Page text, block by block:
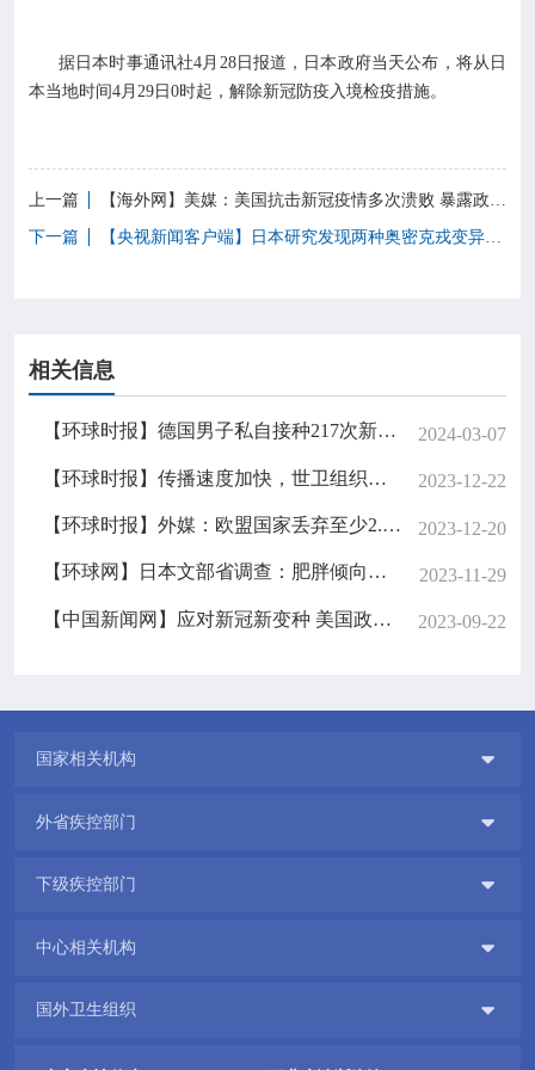
科研培训 
学术期刊
政务公开
据日本时事通讯社4月28日报道，日本政府当天公布，将从日
本当地时间4月29日0时起，解除新冠防疫入境检疫措施。
上一篇
下一篇
【央视新闻客户端】日本研究发现两种奥密克戎变异株高温时难以增殖
相关信息
【环球时报】德国男子私自接种217次新冠疫苗，研究人员称不建议将此作为预防手段 2024-03-07
【环球时报】传播速度加快，世卫组织提醒留意新冠变异株JN.1 2023-12-22
【环球时报】外媒：欧盟国家丢弃至少2.15亿支新冠疫苗，价值至少40亿欧元 2023-12-20
【环球网】日本文部省调查：肥胖倾向青少年比例创新高 或因新冠疫情导致 2023-11-29
【中国新闻网】应对新冠新变种 美国政府重启免费新冠检测 2023-09-22
国家相关机构 
外省疾控部门 
下级疾控部门 
中心相关机构 
国外卫生组织 